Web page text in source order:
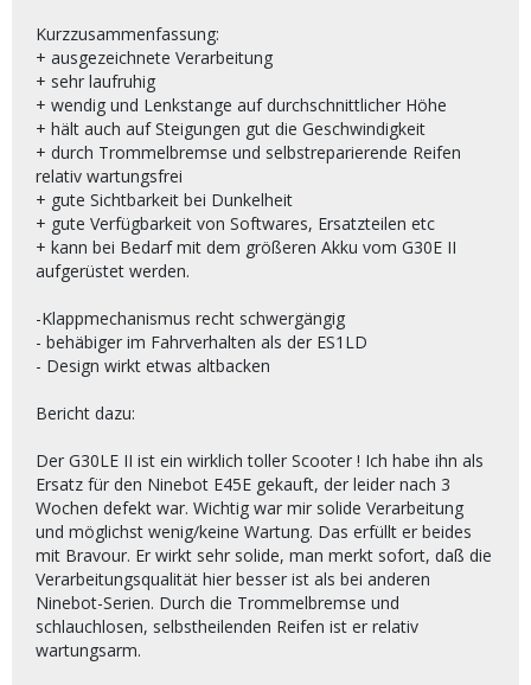
Kurzzusammenfassung:
+ ausgezeichnete Verarbeitung
+ sehr laufruhig
+ wendig und Lenkstange auf durchschnittlicher Höhe
+ hält auch auf Steigungen gut die Geschwindigkeit
+ durch Trommelbremse und selbstreparierende Reifen
relativ wartungsfrei
+ gute Sichtbarkeit bei Dunkelheit
+ gute Verfügbarkeit von Softwares, Ersatzteilen etc
+ kann bei Bedarf mit dem größeren Akku vom G30E II
aufgerüstet werden.
-Klappmechanismus recht schwergängig
- behäbiger im Fahrverhalten als der ES1LD
- Design wirkt etwas altbacken
Bericht dazu:
Der G30LE II ist ein wirklich toller Scooter ! Ich habe ihn als
Ersatz für den Ninebot E45E gekauft, der leider nach 3
Wochen defekt war. Wichtig war mir solide Verarbeitung
und möglichst wenig/keine Wartung. Das erfüllt er beides
mit Bravour. Er wirkt sehr solide, man merkt sofort, daß die
Verarbeitungsqualität hier besser ist als bei anderen
Ninebot-Serien. Durch die Trommelbremse und
schlauchlosen, selbstheilenden Reifen ist er relativ
wartungsarm.